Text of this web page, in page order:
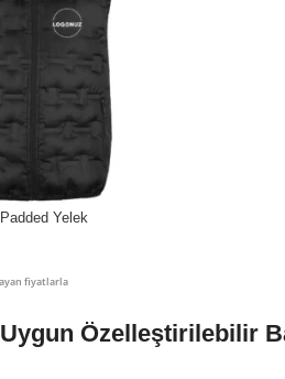
Yelek
fiyatlarla
Özelleştirilebilir